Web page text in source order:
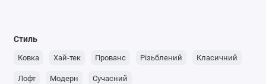
Стиль
Ковка Хай-тек Прованс Різьблений Класичний
Лофт Модерн Сучасний